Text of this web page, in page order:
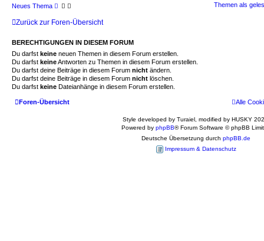
Neues Thema Themen als
Zurück zur Foren-Übersicht
BERECHTIGUNGEN IN DIESEM FORUM
Du darfst keine neuen Themen in diesem Forum erstellen.
Du darfst keineAntworten zu Themen in diesem Forum erstellen.
Du darfst deine Beiträge in diesem Forum nicht ändern.
Du darfst deine Beiträge in diesem Forum nicht löschen.
Du darfst keine Dateianhänge in diesem Forum erstellen.
Foren-Übersicht Alle
Style developed by Turaiel, modified by HUSKY
Powered by phpBB® Forum Software © phpBB
Deutsche Übersetzung durch phpBB.de
Impressum & Datenschutz